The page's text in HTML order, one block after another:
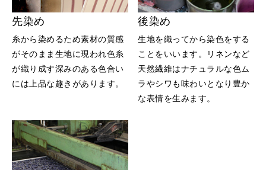
先染め
糸から染めるため素材の質感
がそのまま生地に現われ色糸
が織り成す深みのある色合い
には上品な趣きがあります。
後染め
生地を織ってから染色をする
ことをいいます。リネンなど
天然繊維はナチュラルな色ム
ラやシワも味わいとなり豊か
な表情を生みます。